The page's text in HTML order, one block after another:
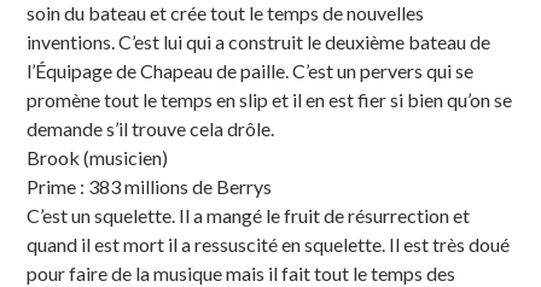
soin du bateau et crée tout le temps de nouvelles
inventions. C’est lui qui a construit le deuxième bateau de
l’Équipage de Chapeau de paille. C’est un pervers qui se
promène tout le temps en slip et il en est fier si bien qu’on se
demande s’il trouve cela drôle.
Brook (musicien)
Prime : 383 millions de Berrys
C’est un squelette. Il a mangé le fruit de résurrection et
quand il est mort il a ressuscité en squelette. Il est très doué
pour faire de la musique mais il fait tout le temps des